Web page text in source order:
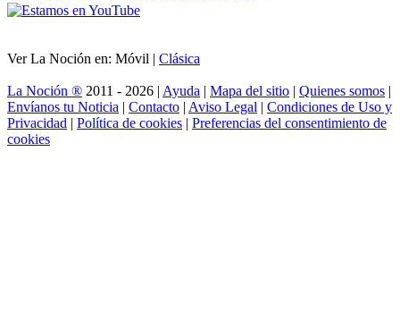
Ver La Noción en: Móvil | Clásica
La Noción ® 2011 - 2026 | Ayuda | Mapa del sitio | Quienes somos |
Envíanos tu Noticia | Contacto | Aviso Legal | Condiciones de Uso y
Privacidad | Política de cookies | Preferencias del consentimiento de
cookies